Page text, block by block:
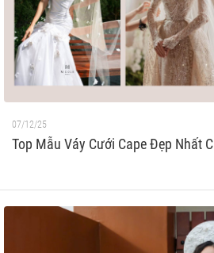
07/12/25
Top Mẫu Váy Cưới Cape Đẹp Nhất